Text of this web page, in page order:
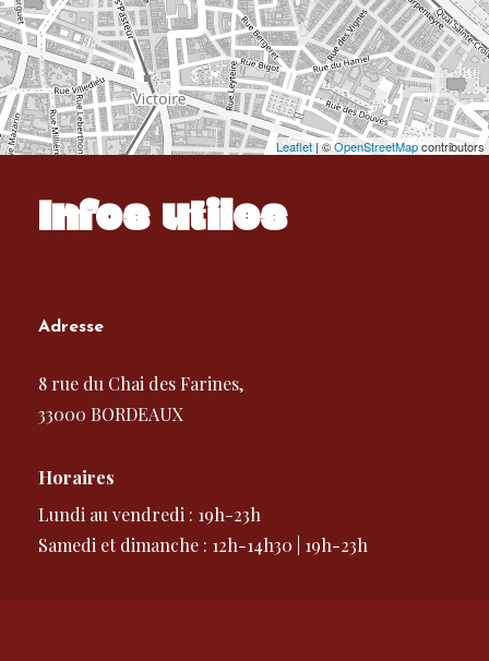
Leaflet| ©OpenStreetMapcontributors
Infos utiles
Adresse
8 rue du Chai des Farines,
33000 BORDEAUX
Horaires
Lundi au vendredi : 19h-23h
Samedi et dimanche : 12h-14h30 | 19h-23h